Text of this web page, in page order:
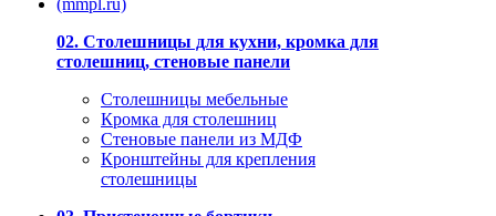
02. Столешницы для кухни, кромка для
столешниц, стеновые панели
Столешницы мебельные
Кромка для столешниц
Стеновые панели из МДФ
Кронштейны для крепления
столешницы